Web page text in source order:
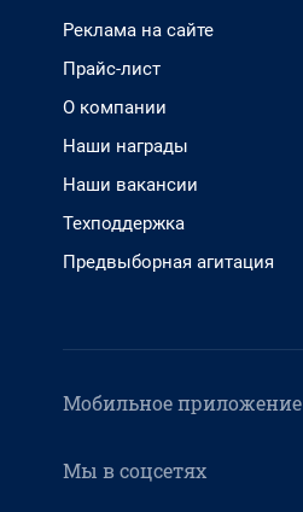
Реклама на сайте
Прайс-лист
О компании
Наши награды
Наши вакансии
Техподдержка
Предвыборная агитация
Мобильное приложение
Мы в соцсетях